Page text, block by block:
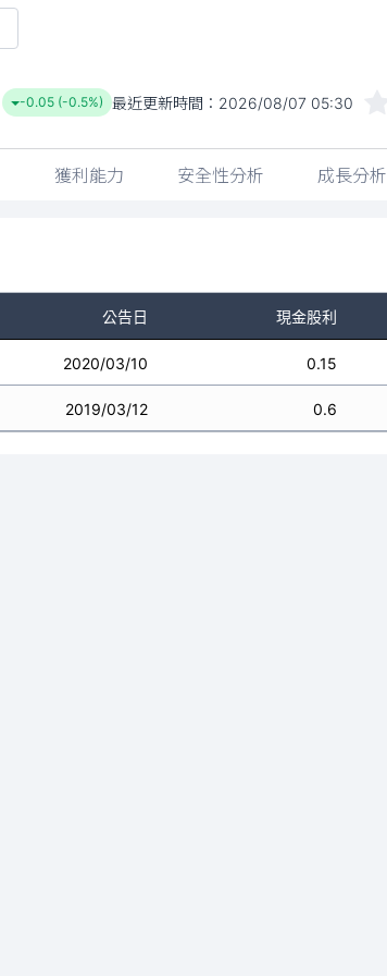
-0.05 (-0.5%) 最近更新時間： 2026/08/07 05:30
獲利能力 安全性分析 成長分析
公告日 現金股利
2020/03/10 0.15
2019/03/12 0.6